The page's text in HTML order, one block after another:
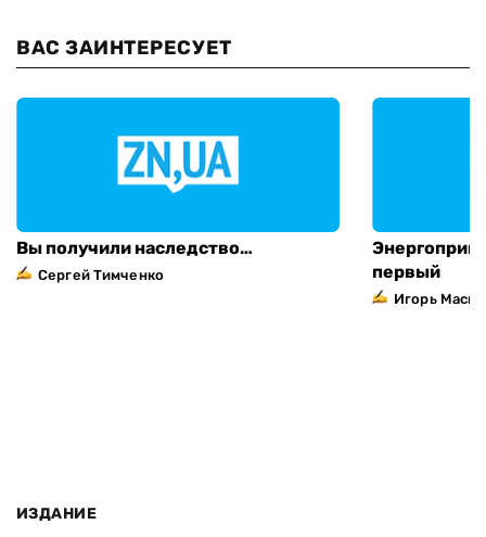
ВАС ЗАИНТЕРЕСУЕТ
Вы получили наследство…
Сергей Тимченко
первый
Игорь
ИЗДАНИЕ